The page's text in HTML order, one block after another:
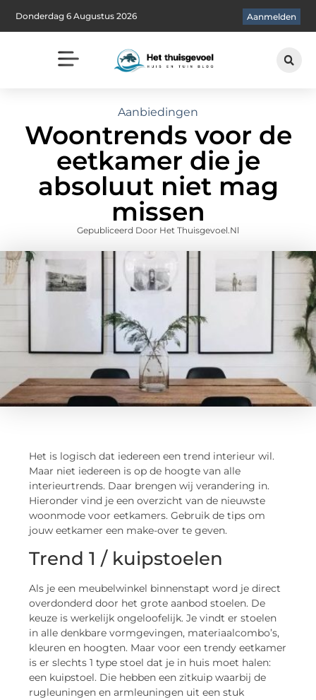
Donderdag 6 Augustus 2026 Aanmelden
Aanbiedingen
Woontrends voor de
eetkamer die je
absoluut niet mag
missen
Gepubliceerd Door Het Thuisgevoel.nl
Het is logisch dat iedereen een trend interieur wil.
Maar niet iedereen is op de hoogte van alle
interieurtrends. Daar brengen wij verandering in.
Hieronder vind je een overzicht van de nieuwste
woonmode voor eetkamers. Gebruik de tips om
jouw eetkamer een make-over te geven.
Trend 1 / kuipstoelen
Als je een meubelwinkel binnenstapt word je direct
overdonderd door het grote aanbod stoelen. De
keuze is werkelijk ongeloofelijk. Je vindt er stoelen
in alle denkbare vormgevingen, materiaalcombo’s,
kleuren en hoogten. Maar voor een trendy eetkamer
is er slechts 1 type stoel dat je in huis moet halen:
een kuipstoel. Die hebben een zitkuip waarbij de
rugleuningen en armleuningen uit een stuk